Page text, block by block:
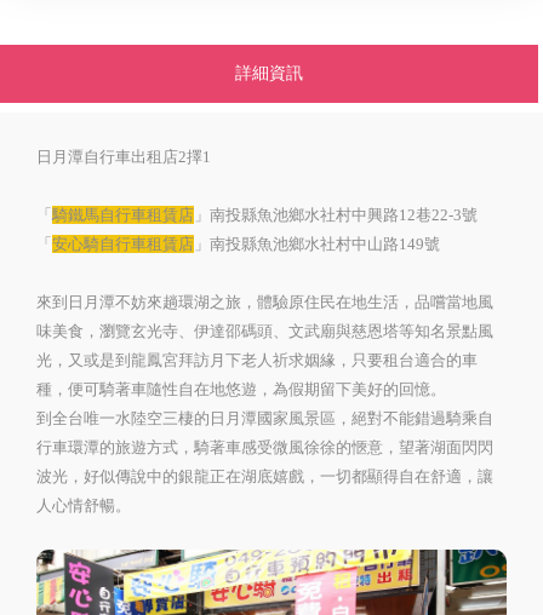
詳細資訊
日月潭自行車出租店2擇1
「 騎鐵馬自行車租賃店 」南投縣魚池鄉水社村中興路12巷22-3號
「 安心騎自行車租賃店 」南投縣魚池鄉水社村中山路149號
來到日月潭不妨來趟環湖之旅，體驗原住民在地生活，品嚐當地風
味美食，瀏覽玄光寺、伊達邵碼頭、文武廟與慈恩塔等知名景點風
光，又或是到龍鳳宮拜訪月下老人祈求姻緣，只要租台適合的車
種，便可騎著車隨性自在地悠遊，為假期留下美好的回憶。
到全台唯一水陸空三棲的日月潭國家風景區，絕對不能錯過騎乘自
行車環潭的旅遊方式，騎著車感受微風徐徐的愜意，望著湖面閃閃
波光，好似傳說中的銀龍正在湖底嬉戲，一切都顯得自在舒適，讓
人心情舒暢。